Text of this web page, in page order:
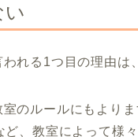
い
れる1つ目の理由は
のルールにもより
、教室によって様々